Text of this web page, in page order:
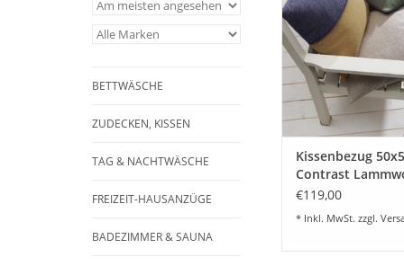
BETTWÄSCHE
ZUDECKEN, KISSEN
TAG & NACHTWÄSCHE
FREIZEIT-HAUSANZÜGE
BADEZIMMER & SAUNA
Verarbeitung mit
vielen schönen
lieferbar. Wählen Sie
Wunschfarbe.
kombinieren
ZUM WARENKORB
Kissenbezug
Contrast
farbig
€119,00
* Inkl. MwSt. zzgl.